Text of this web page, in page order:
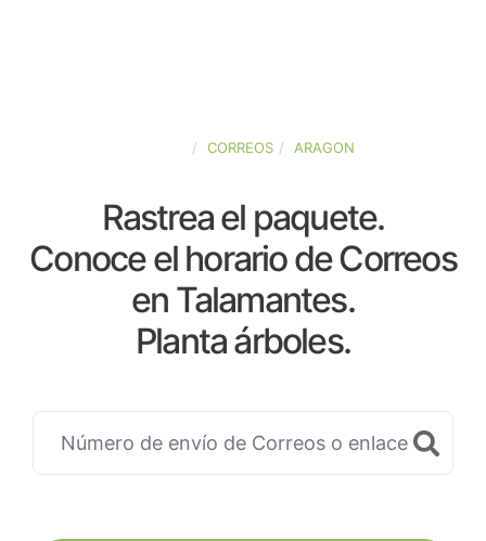
CORREOS ARAGON
Rastrea el paquete.
Conoce el horario de Correos
en Talamantes.
Planta árboles.